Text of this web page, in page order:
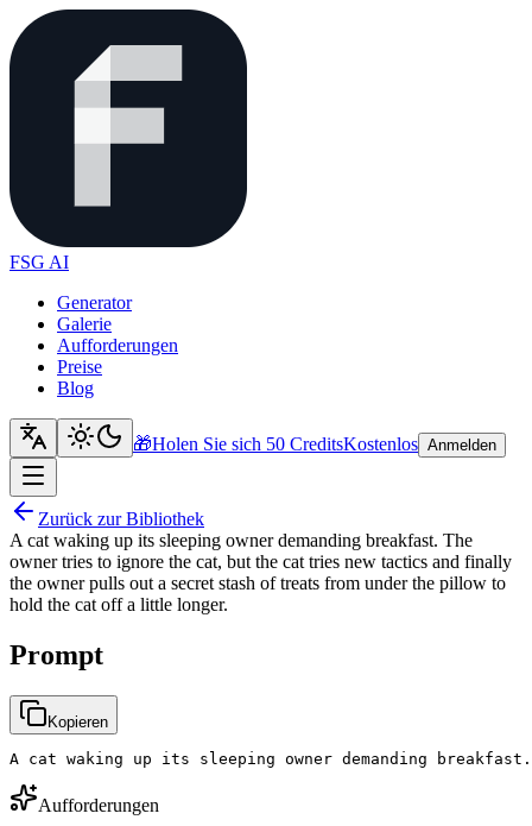
FSG AI
Generator
Galerie
Aufforderungen
Preise
Blog
🎁Holen Sie sich 50 CreditsKostenlos Anmelden
Zurück zur Bibliothek
A cat waking up its sleeping owner demanding breakfast. The
owner tries to ignore the cat, but the cat tries new tactics and finally
the owner pulls out a secret stash of treats from under the pillow to
hold the cat off a little longer.
Prompt
Kopieren
A cat waking up its sleeping owner demanding
Aufforderungen